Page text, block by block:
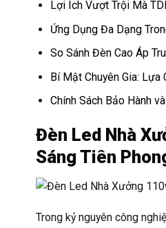
Lợi Ích Vượt Trội Mà
Ứng Dụng Đa Dạng
So Sánh Đèn Cao Áp
Bí Mật Chuyên Gia:
Chính Sách Bảo Hành
Đèn Led Nhà
Sáng Tiên
Trong kỷ nguyên công